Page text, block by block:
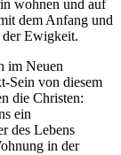
wohnen und auf
dem Anfang und
Ewigkeit.
im Neuen
Sein von diesem
die Christen:
ein
des Lebens
in der